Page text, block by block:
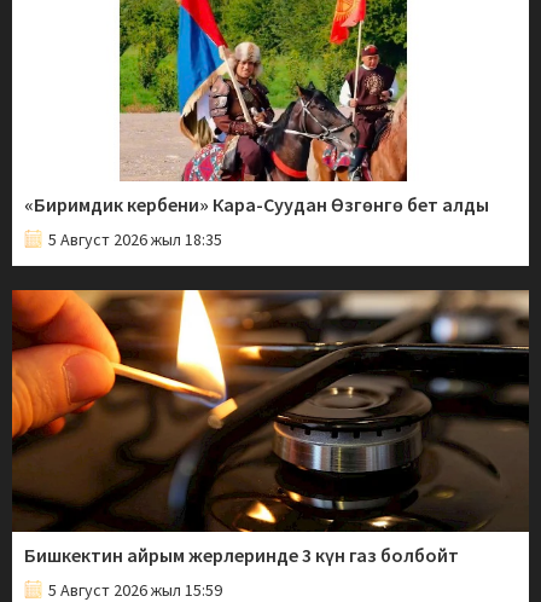
«Биримдик кербени» Кара-Суудан Өзгөнгө бет алды
5 Август 2026 жыл 18:35
Бишкектин айрым жерлеринде 3 күн газ болбойт
5 Август 2026 жыл 15:59